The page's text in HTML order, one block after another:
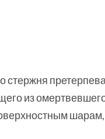
стержня
из